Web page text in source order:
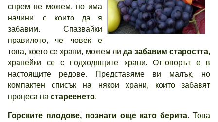
спрем не можем, но има
начини, с които да я
забавим. Спазвайки
правилото, че човек е
това, което се храни, можем ли да забавим старостта,
хранейки се с подходящите храни. Отговорът е в
настоящите редове. Представяме ви малък, но
компактен списък на някои храни, които забавят
процеса на стареенето.
Горските плодове, познати още като берита. Това